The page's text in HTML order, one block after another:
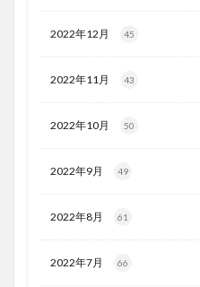
2022年12月 45
2022年11月 43
2022年10月 50
2022年9月 49
2022年8月 61
2022年7月 66